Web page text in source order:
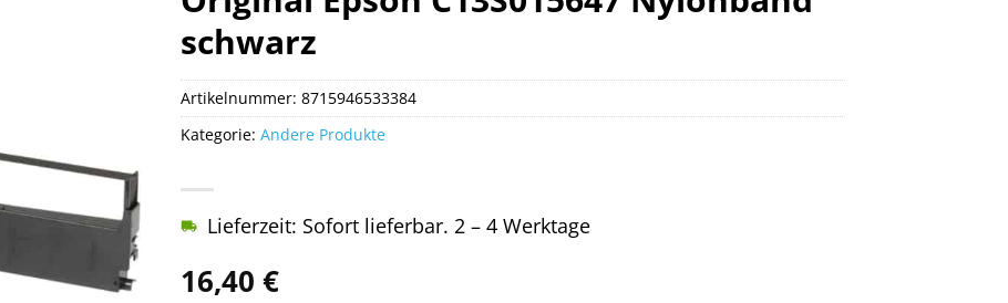
schwarz
16,40 €
Lieferzeit: Sofort lieferbar. 2 – 4 Werktage
Artikelnummer: 8715946533384
Kategorie: Andere Produkte